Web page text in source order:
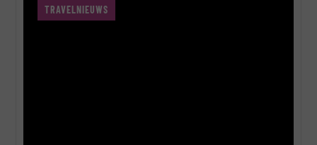
TRAVELNIEUWS